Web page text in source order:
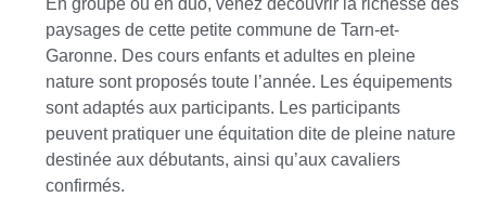
En groupe ou en duo, venez découvrir la richesse des
paysages de cette petite commune de Tarn-et-
Garonne. Des cours enfants et adultes en pleine
nature sont proposés toute l’année. Les équipements
sont adaptés aux participants. Les participants
peuvent pratiquer une équitation dite de pleine nature
destinée aux débutants, ainsi qu’aux cavaliers
confirmés.